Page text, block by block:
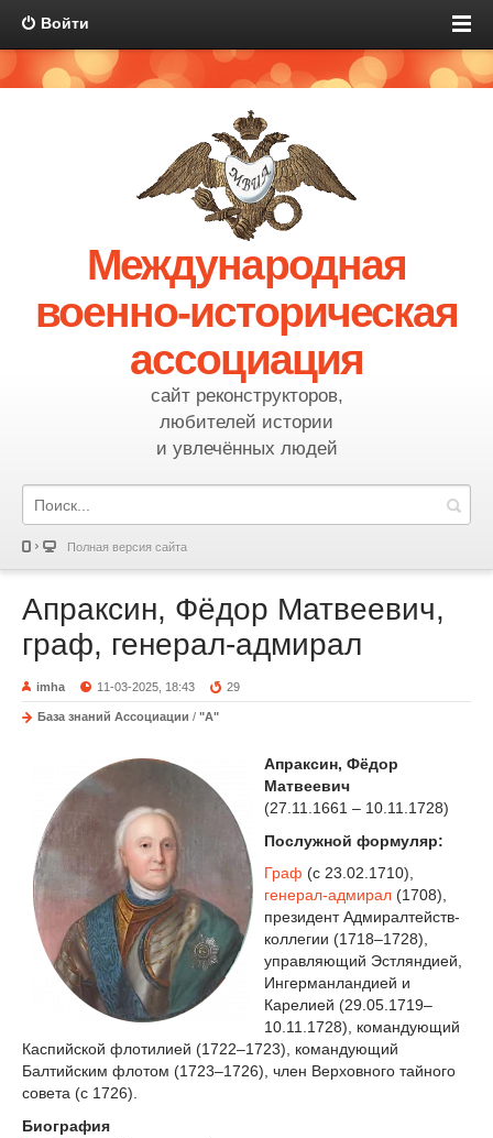
Войти
Международная
военно-историческая
ассоциация
сайт реконструкторов,
любителей истории
и увлечённых людей
Полная версия сайта
Апраксин, Фёдор Матвеевич,
граф, генерал-адмирал
imha 11-03-2025, 18:43 29
База знаний Ассоциации / "А"
Апраксин, Фёдор
Матвеевич
(27.11.1661 – 10.11.1728)
Послужной формуляр:
Граф (с 23.02.1710),
генерал-адмирал (1708),
президент Адмиралтейств-
коллегии (1718–1728),
управляющий Эстляндией,
Ингерманландией и
Карелией (29.05.1719–
10.11.1728), командующий
Каспийской флотилией (1722–1723), командующий
Балтийским флотом (1723–1726), член Верховного тайного
совета (с 1726).
Биография